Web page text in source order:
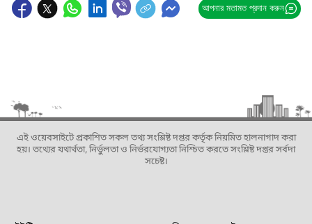
আপনার মতামত প্রদান করুন
এই ওয়েবসাইটে প্রকাশিত সকল তথ্য সংশ্লিষ্ট দপ্তর কর্তৃক নিয়মিত হালনাগাদ করা
হয়। তথ্যের যথার্থতা, নির্ভুলতা ও নির্ভরযোগ্যতা নিশ্চিত করতে সংশ্লিষ্ট দপ্তর সর্বদা
সচেষ্ট।